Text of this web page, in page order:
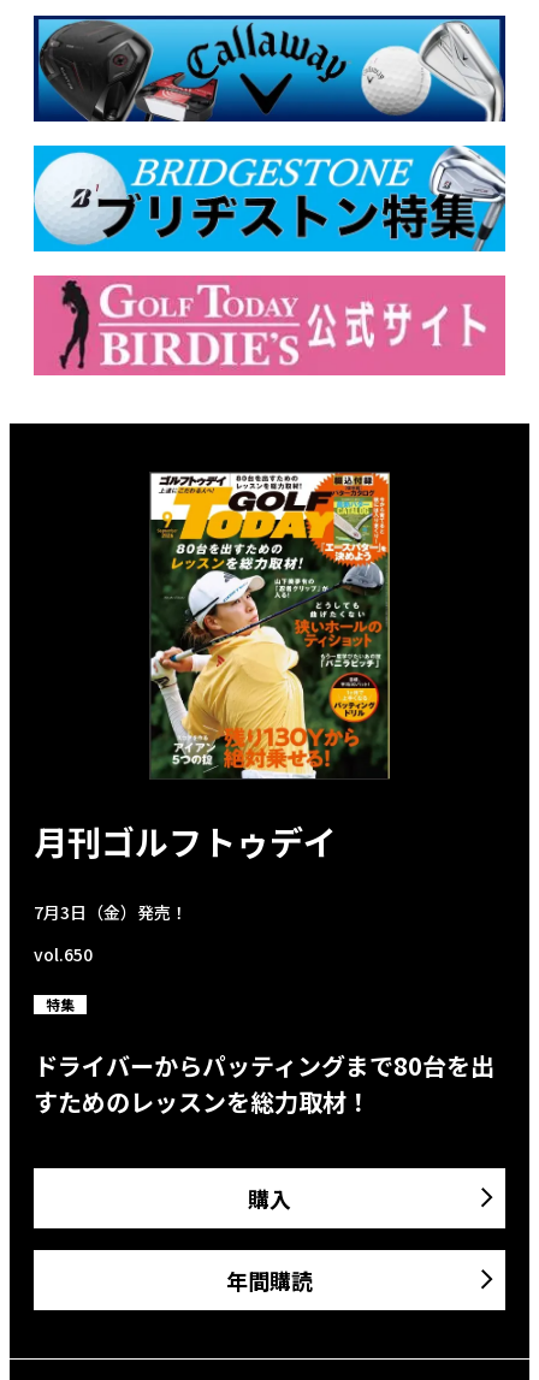
月刊ゴルフトゥデイ
7月3日（金）発売！
vol.650
特集
ドライバーからパッティングまで80台を出
すためのレッスンを総力取材！
購入
年間購読